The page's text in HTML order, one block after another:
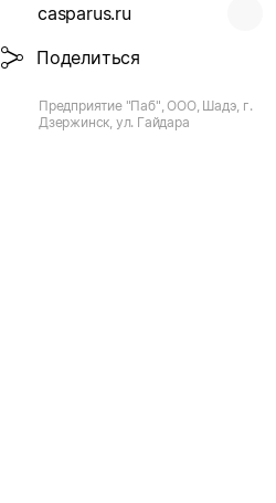
casparus.ru
Поделиться
Предприятие "Паб", ООО, Шадэ, г.
Дзержинск, ул. Гайдара